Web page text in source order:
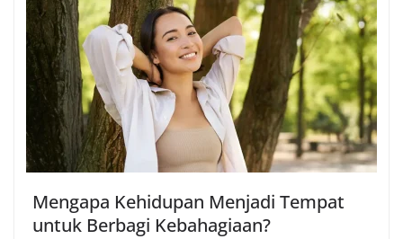
Mengapa Kehidupan Menjadi Tempat
untuk Berbagi Kebahagiaan?